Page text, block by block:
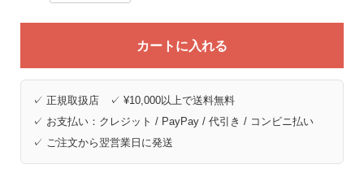
カートに入れる
✓ 正規取扱店 ✓ ¥10,000以上で送料無料
✓ お支払い：クレジット / PayPay / 代引き / コンビニ払い
✓ ご注文から翌営業日に発送